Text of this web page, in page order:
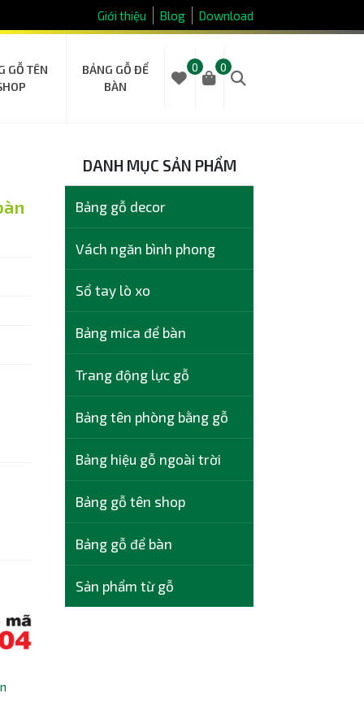
DANH MỤC SẢN PHẨM
Bảng gỗ decor
Vách ngăn bình phong
Sổ tay lò xo
Bảng mica để bàn
Trang động lực gỗ
Bảng tên phòng bằng gỗ
Bảng hiệu gỗ ngoài trời
Bảng gỗ tên shop
Bảng gỗ để bàn
Sản phẩm từ gỗ
Giới thiệu Blog Download
GỖ TÊN
BẢNG GỖ ĐỂ
BÀN
0 0